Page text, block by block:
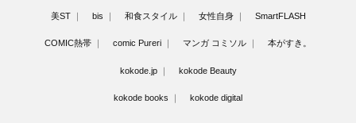
美ST bis 和食スタイル 女性自身 SmartFLASH
COMIC熱帯 comic Pureri マンガ コミソル 本がすき。
kokode.jp kokode Beauty
kokode books kokode digital